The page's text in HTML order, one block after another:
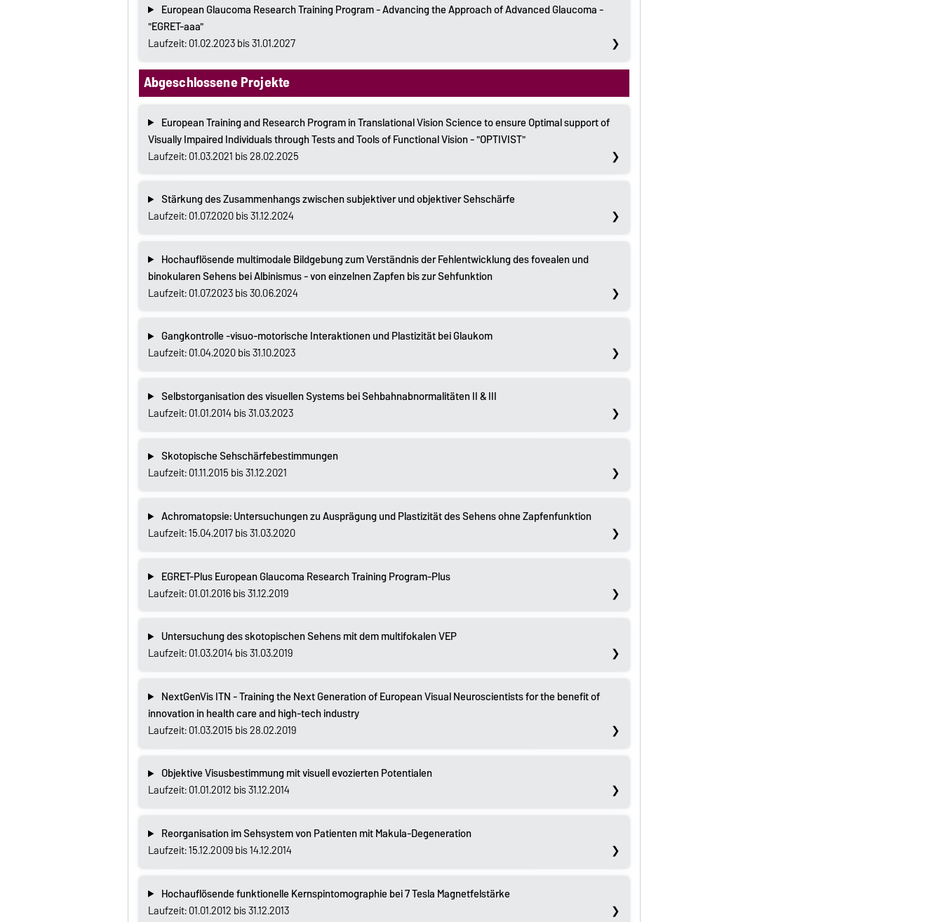
European Glaucoma Research Training Program - Advancing the Approach of Advanced Glaucoma -
"EGRET-aaa"
Laufzeit: 01.02.2023 bis 31.01.2027
Abgeschlossene Projekte
European Training and Research Program in Translational Vision Science to ensure Optimal support of
Visually Impaired Individuals through Tests and Tools of Functional Vision - "OPTIVIST"
Laufzeit: 01.03.2021 bis 28.02.2025
Stärkung des Zusammenhangs zwischen subjektiver und objektiver Sehschärfe
Laufzeit: 01.07.2020 bis 31.12.2024
Hochauflösende multimodale Bildgebung zum Verständnis der Fehlentwicklung des fovealen und
binokularen Sehens bei Albinismus - von einzelnen Zapfen bis zur Sehfunktion
Laufzeit: 01.07.2023 bis 30.06.2024
Gangkontrolle -visuo-motorische Interaktionen und Plastizität bei Glaukom
Laufzeit: 01.04.2020 bis 31.10.2023
Selbstorganisation des visuellen Systems bei Sehbahnabnormalitäten II & III
Laufzeit: 01.01.2014 bis 31.03.2023
Skotopische Sehschärfebestimmungen
Laufzeit: 01.11.2015 bis 31.12.2021
Achromatopsie: Untersuchungen zu Ausprägung und Plastizität des Sehens ohne Zapfenfunktion
Laufzeit: 15.04.2017 bis 31.03.2020
EGRET-Plus European Glaucoma Research Training Program-Plus
Laufzeit: 01.01.2016 bis 31.12.2019
Untersuchung des skotopischen Sehens mit dem multifokalen VEP
Laufzeit: 01.03.2014 bis 31.03.2019
NextGenVis ITN - Training the Next Generation of European Visual Neuroscientists for the benefit of
innovation in health care and high-tech industry
Laufzeit: 01.03.2015 bis 28.02.2019
Objektive Visusbestimmung mit visuell evozierten Potentialen
Laufzeit: 01.01.2012 bis 31.12.2014
Reorganisation im Sehsystem von Patienten mit Makula-Degeneration
Laufzeit: 15.12.2009 bis 14.12.2014
Hochauflösende funktionelle Kernspintomographie bei 7 Tesla Magnetfelstärke
Laufzeit: 01.01.2012 bis 31.12.2013